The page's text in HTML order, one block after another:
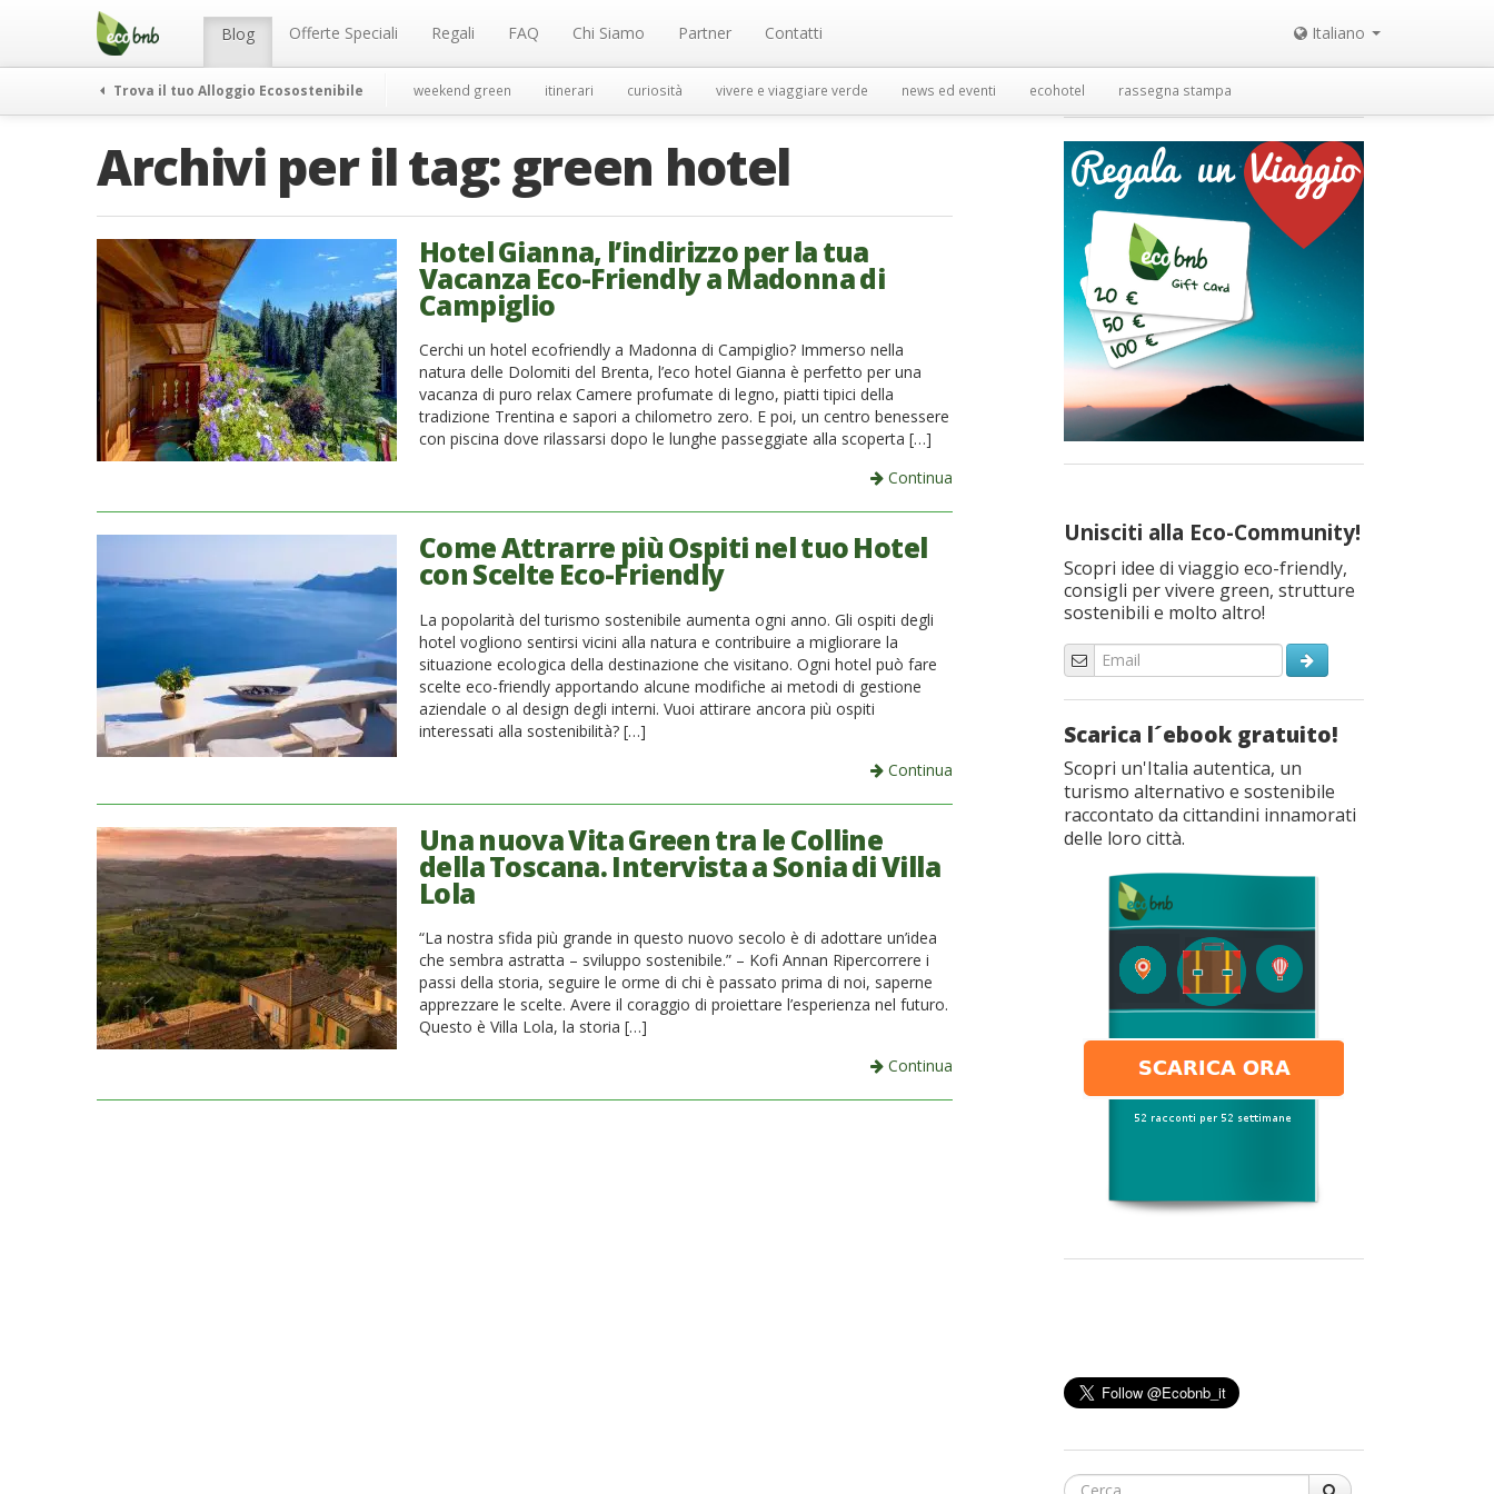
Menu Blog Offerte Speciali Regali FAQ Chi Siamo Partner Contatti Italiano
Trova il tuo Alloggio Ecosostenibile weekend green itinerari curiosità vivere e viaggiare verde news ed eventi ecohotel rassegna stampa
Archivi per il tag: green hotel
Hotel Gianna, l’indirizzo per la tua
Vacanza Eco-Friendly a Madonna di
Campiglio
Cerchi un hotel ecofriendly a Madonna di Campiglio? Immerso nella
natura delle Dolomiti del Brenta, l’eco hotel Gianna è perfetto per una
vacanza di puro relax Camere profumate di legno, piatti tipici della
tradizione Trentina e sapori a chilometro zero. E poi, un centro benessere
con piscina dove rilassarsi dopo le lunghe passeggiate alla scoperta […]
Continua
Come Attrarre più Ospiti nel tuo Hotel
con Scelte Eco-Friendly
La popolarità del turismo sostenibile aumenta ogni anno. Gli ospiti degli
hotel vogliono sentirsi vicini alla natura e contribuire a migliorare la
situazione ecologica della destinazione che visitano. Ogni hotel può fare
scelte eco-friendly apportando alcune modifiche ai metodi di gestione
aziendale o al design degli interni. Vuoi attirare ancora più ospiti
interessati alla sostenibilità? […]
Continua
Una nuova Vita Green tra le Colline
della Toscana. Intervista a Sonia di Villa
Lola
“La nostra sfida più grande in questo nuovo secolo è di adottare un’idea
che sembra astratta – sviluppo sostenibile.” – Kofi Annan Ripercorrere i
passi della storia, seguire le orme di chi è passato prima di noi, saperne
apprezzare le scelte. Avere il coraggio di proiettare l’esperienza nel futuro.
Questo è Villa Lola, la storia […]
Continua
Unisciti alla Eco-Community!
Scopri idee di viaggio eco-friendly,
consigli per vivere green, strutture
sostenibili e molto altro!
Scarica l´ebook gratuito!
Scopri un'Italia autentica, un
turismo alternativo e sostenibile
raccontato da cittandini innamorati
delle loro città.
Cerca